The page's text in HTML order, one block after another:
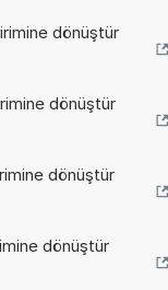
dönüştür
dönüştür
dönüştür
dönüştür